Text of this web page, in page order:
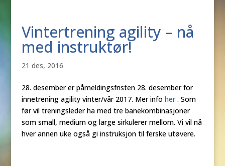
Vintertrening agility – nå
med instruktør!
21 des, 2016
28. desember er påmeldingsfristen 28. desember for
innetrening agility vinter/vår 2017. Mer info her. Som
før vil treningsleder ha med tre banekombinasjoner
som small, medium og large sirkulerer mellom. Vi vil nå
hver annen uke også gi instruksjon til ferske utøvere.